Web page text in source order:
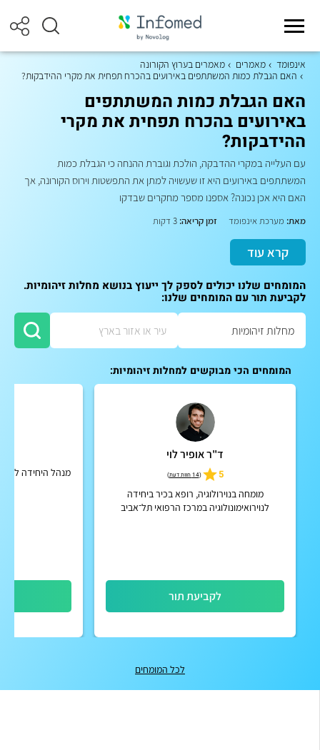
אינפומד מאמרים
מאמרים בערוץ הקורונה
האם הגבלת כמות המשתתפים באירועים בהכרח תפחית את מקרי ההידבקות?
האם הגבלת כמות המשתתפים
באירועים בהכרח תפחית את מקרי
ההידבקות?
עם העלייה במקרי ההדבקה, הולכת וגוברת ההנחה כי הגבלת כמות
המשתתפים באירועים היא זו שעשויה למתן את התפשטות וירוס הקורונה, אך
האם היא אכן נכונה? אספנו מספר מחקרים שבדקו
מאת: מערכת אינפומד זמן קריאה:
קרא עוד
המומחים שלנו יכולים לספק לך ייעוץ בנושא מחלות זיהומיות.
לקביעת תור עם המומחים שלנו:
המומחים הכי מבוקשים למחלות זיהומיות:
ד"ר אופיר לוי
5
(14 חוות דעת )
מומחה בנוירולוגיה, רופא בכיר ביחידה
לנוירואימונולוגיה במרכז הרפואי תל־אביב
לקביעת תור
מנהל היחידה
לכל המומחים